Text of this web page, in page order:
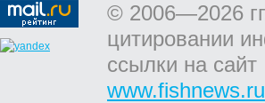
© 2006—2026
цитировании
ссылки на сайт
www.fishnews.ru